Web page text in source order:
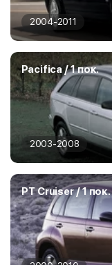
2004-2011
Pacifica / 1 пок.
2003-2008
PT Cruiser / 1 пок.